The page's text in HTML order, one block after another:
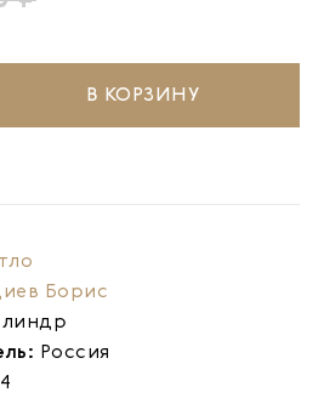
В КОРЗИНУ
Борис
Россия